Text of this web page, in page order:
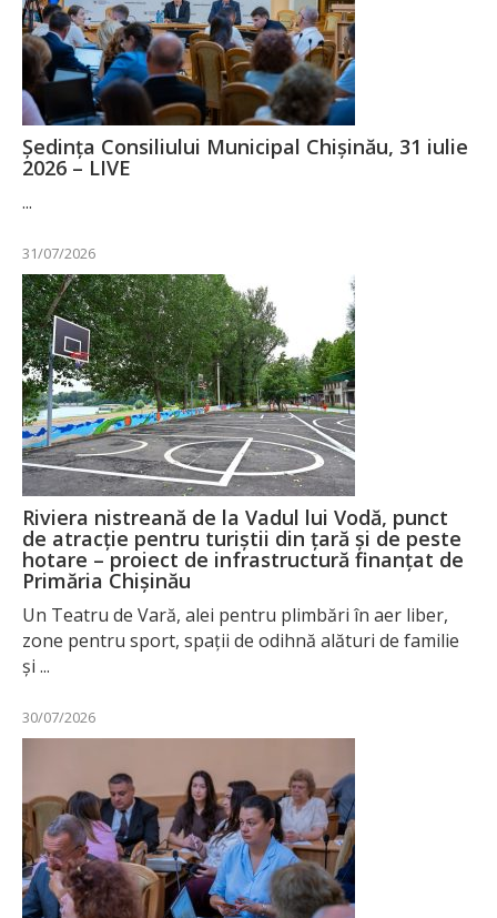
Ședința Consiliului Municipal Chișinău, 31 iulie
2026 – LIVE
...
31/07/2026
Riviera nistreană de la Vadul lui Vodă, punct
de atracție pentru turiștii din țară și de peste
hotare – proiect de infrastructură finanțat de
Primăria Chișinău
Un Teatru de Vară, alei pentru plimbări în aer liber,
zone pentru sport, spații de odihnă alături de familie
și ...
30/07/2026